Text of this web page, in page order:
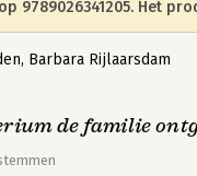
9789026341205. Het
leverbaar en is
, Barbara Rijlaarsdam
de familie